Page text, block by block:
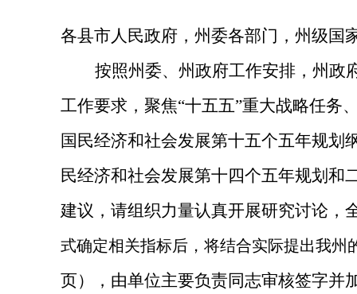
各县市人民政府，州委各部门，州级国
按照州委、州政府工作安排，州政
工作要求，聚焦“十五五”重大战略任务
国民经济和社会发展第十五个五年规划
民经济和社会发展第十四个五年规划和
建议，请组织力量认真开展研究讨论，
式确定相关指标后，将结合实际提出我州
页），由单位主要负责同志审核签字并